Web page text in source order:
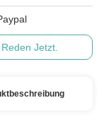
Jetzt.